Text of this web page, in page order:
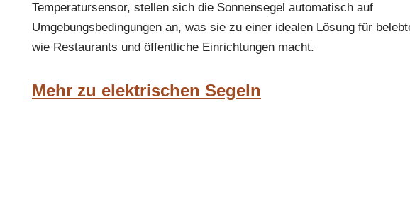
Temperatursensor, stellen sich die Sonnensegel automatisch auf
Umgebungsbedingungen an, was sie zu einer idealen Lösung für
wie Restaurants und öffentliche Einrichtungen macht.
Mehr zu elektrischen Segeln